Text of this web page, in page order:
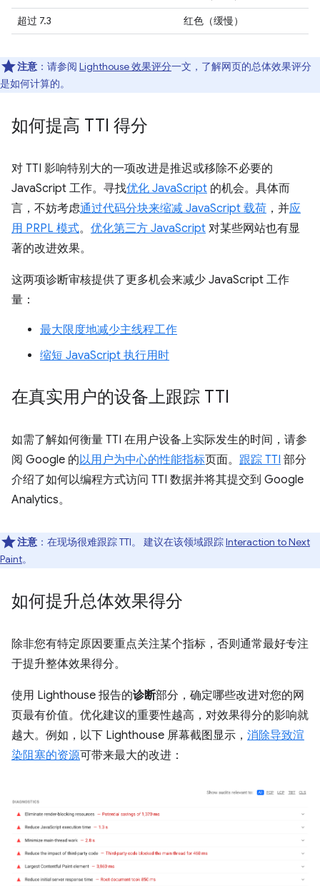
超过 7.3
红色（缓慢）
注意 ：请参阅 Lighthouse 效果评分一文，了解网页的总体效果评分
是如何计算的。
如何提高 TTI 得分
对 TTI 影响特别大的一项改进是推迟或移除不必要的
JavaScript 工作。寻找优化 JavaScript 的机会。具体而
言，不妨考虑通过代码分块来缩减 JavaScript 载荷 ，并应
用 PRPL 模式。 优化第三方 JavaScript 对某些网站也有显
著的改进效果。
这两项诊断审核提供了更多机会来减少 JavaScript 工作
量：
最大限度地减少主线程工作
缩短 JavaScript 执行用时
在真实用户的设备上跟踪 TTI
如需了解如何衡量 TTI 在用户设备上实际发生的时间，请参
阅 Google 的以用户为中心的性能指标页面。 跟踪 TTI 部分
介绍了如何以编程方式访问 TTI 数据并将其提交到 Google
Analytics。
注意 ：在现场很难跟踪 TTI。 建议在该领域跟踪Interaction to Next
Paint。
如何提升总体效果得分
除非您有特定原因要重点关注某个指标，否则通常最好专注
于提升整体效果得分。
使用 Lighthouse 报告的诊断部分，确定哪些改进对您的网
页最有价值。优化建议的重要性越高，对效果得分的影响就
越大。例如，以下 Lighthouse 屏幕截图显示， 消除导致渲
染阻塞的资源可带来最大的改进：